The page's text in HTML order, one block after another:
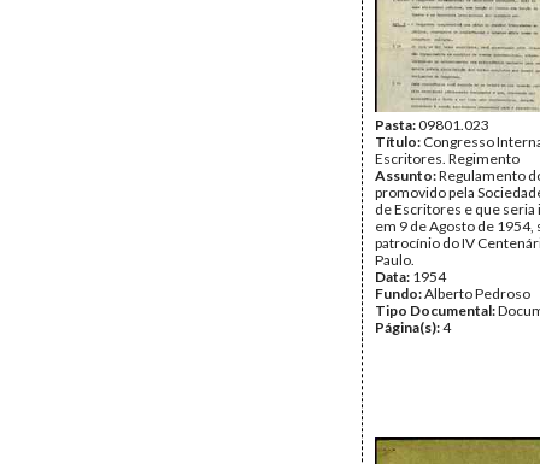
Pasta:09801.023
Título: Congresso
Escritores. Regimento
Assunto:Regulamento
promovido pela
de Escritores e que seria
em 9 de Agosto de 1954,
patrocínio do IV
Paulo.
Data: 1954
Fundo:Alberto Pedroso
Tipo Documental:
Página(s):4